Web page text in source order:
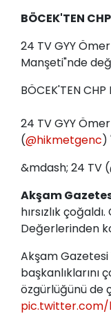
BÖCEK'TEN
24 TV GYY
Manşeti"nde
BÖCEK'TEN CHP
24 TV GYY
(@hikmetgenc)
&mdash; 24 TV
Akşam
hırsızlık
Değerlerinden
Akşam Gazetesi
başkanlıklarını
özgürlüğünü de
pic.twitter.com/